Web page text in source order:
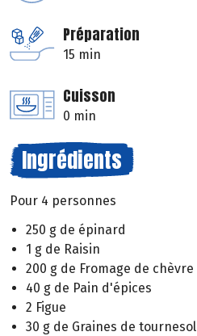
Préparation
15 min
Cuisson
0 min
Ingrédients
Pour 4 personnes
250 g de épinard
1 g de Raisin
200 g de Fromage de chèvre
40 g de Pain d'épices
2 Figue
30 g de Graines de tournesol